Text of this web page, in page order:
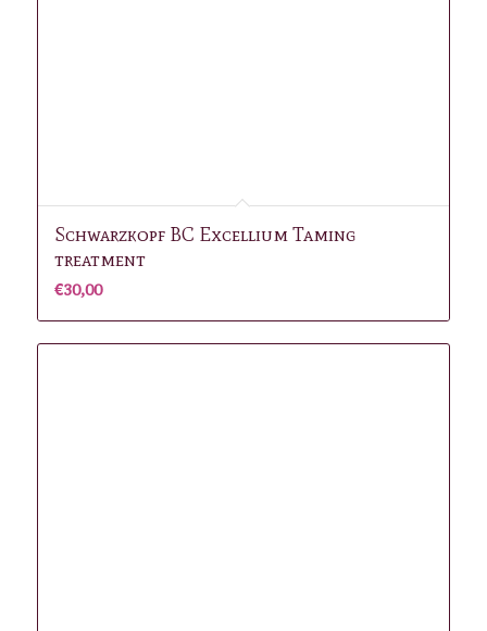
Schwarzkopf BC Excellium Taming
treatment
€30,00